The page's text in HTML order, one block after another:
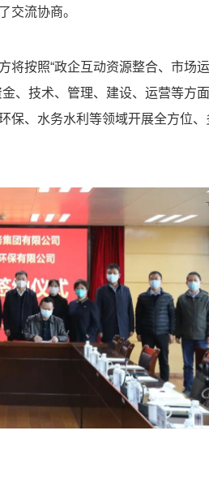
交流协商。
将按照“政企互动资源整合、市场
、技术、管理、建设、运营等方
、水务水利等领域开展全方位、